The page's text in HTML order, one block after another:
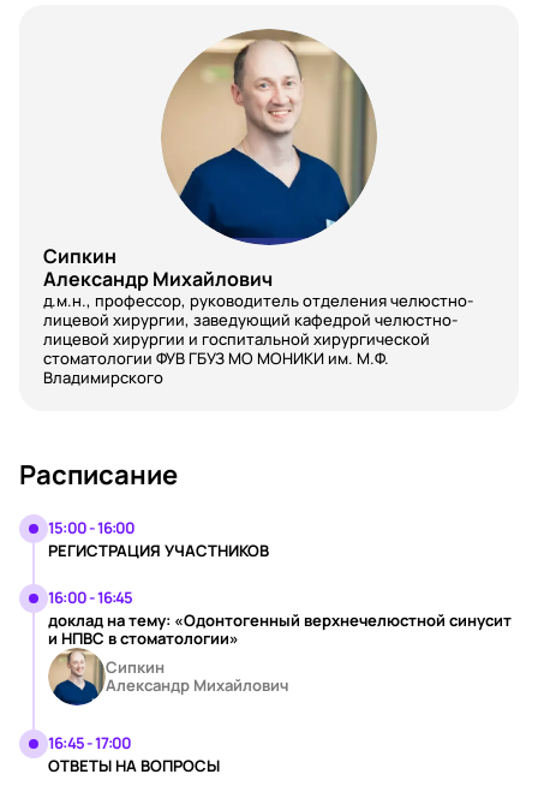
Сипкин
Александр Михайлович
д.м.н., профессор, руководитель отделения челюстно-
лицевой хирургии, заведующий кафедрой челюстно-
лицевой хирургии и госпитальной хирургической
стоматологии ФУВ ГБУЗ МО МОНИКИ им. М.Ф.
Владимирского
Расписание
15:00 - 16:00
РЕГИСТРАЦИЯ УЧАСТНИКОВ
16:00 - 16:45
доклад на тему: «Одонтогенный верхнечелюстной синусит
и НПВС в стоматологии»
Сипкин
Александр Михайлович
16:45 - 17:00
ОТВЕТЫ НА ВОПРОСЫ